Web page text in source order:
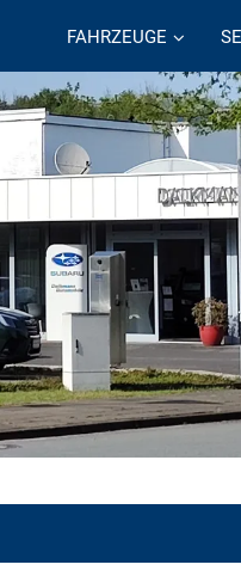
FAHRZEUGE